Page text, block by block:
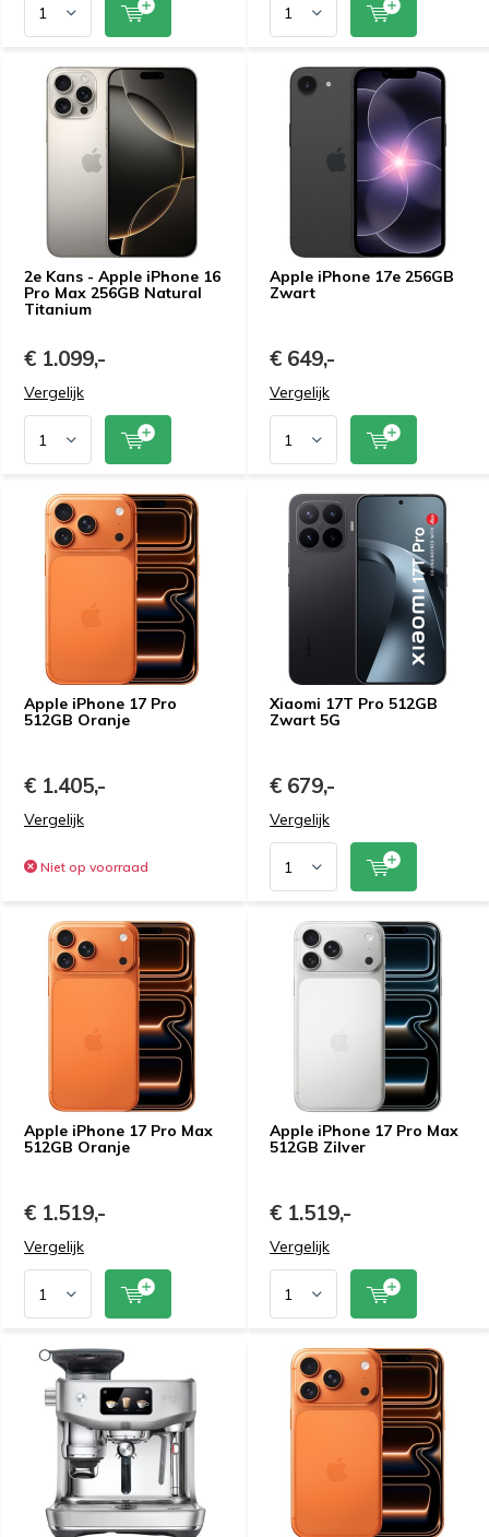
2e Kans - Apple iPhone 16
Pro Max 256GB Natural
Titanium
€ 1.099,-
Vergelijk
Apple iPhone 17e 256GB
Zwart
€ 649,-
Vergelijk
Apple iPhone 17 Pro
512GB Oranje
€ 1.405,-
Vergelijk
Niet op voorraad
Xiaomi 17T Pro 512GB
Zwart 5G
€ 679,-
Vergelijk
Apple iPhone 17 Pro Max
512GB Oranje
€ 1.519,-
Vergelijk
Apple iPhone 17 Pro Max
512GB Zilver
€ 1.519,-
Vergelijk